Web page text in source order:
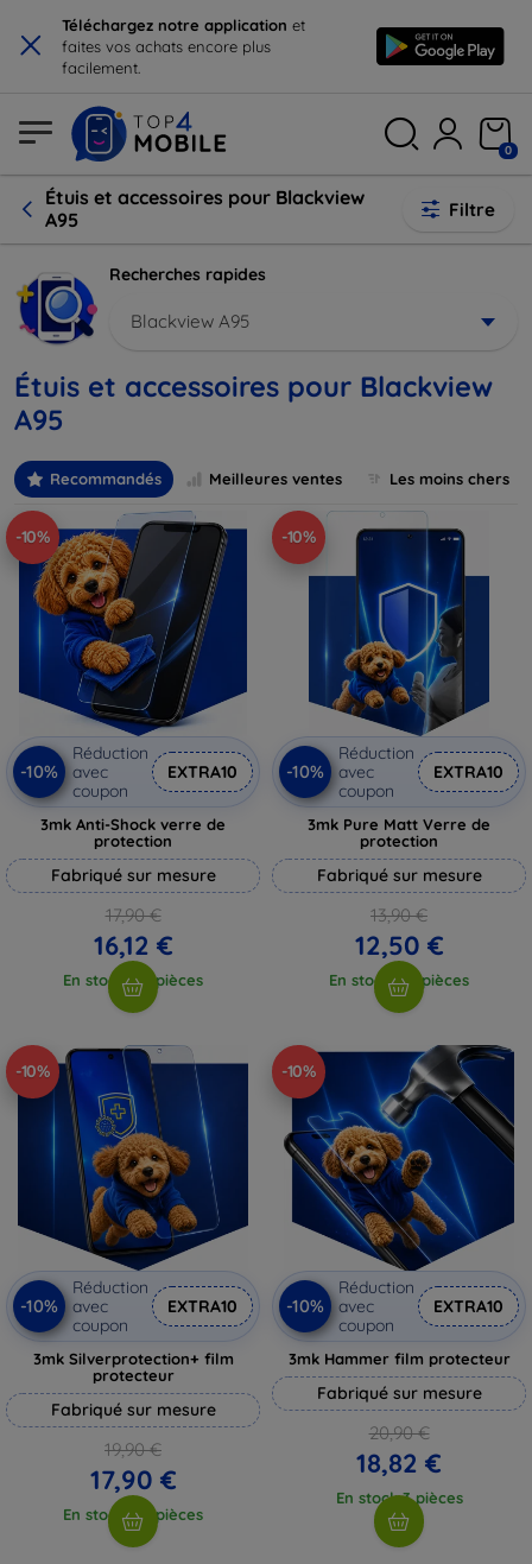
× Téléchargez notre application et
faites vos achats encore plus
facilement.
0
Étuis et accessoires pour Blackview
A95
Filtre
Recherches rapides
Blackview A95
Étuis et accessoires pour Blackview
A95
Recommandés Meilleures ventes Les moins chers
-10%
-10%
Réduction
avec
coupon
EXTRA10
3mk Anti-Shock verre de
protection
Fabriqué sur mesure
17,90 €
16,12 €
En stock > 5 pièces
-10%
-10%
Réduction
avec
coupon
EXTRA10
3mk Pure Matt Verre de
protection
Fabriqué sur mesure
13,90 €
12,50 €
En stock > 5 pièces
-10%
-10%
Réduction
avec
coupon
EXTRA10
3mk Silverprotection+ film
protecteur
Fabriqué sur mesure
19,90 €
17,90 €
En stock > 5 pièces
-10%
-10%
Réduction
avec
coupon
EXTRA10
3mk Hammer film protecteur
Fabriqué sur mesure
20,90 €
18,82 €
En stock 3 pièces